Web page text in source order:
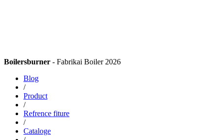
Boilersburner - Fabrikai Boiler 2026
Blog
/
Product
/
Refrence fiture
/
Cataloge